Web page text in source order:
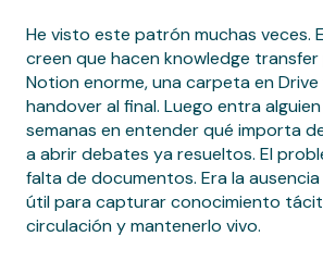
He visto este patrón muchas veces.
creen que hacen knowledge
Notion enorme, una carpeta en
handover al final. Luego entra
semanas en entender qué importa
a abrir debates ya resueltos. El
falta de documentos. Era la
útil para capturar conocimiento
circulación y mantenerlo vivo.